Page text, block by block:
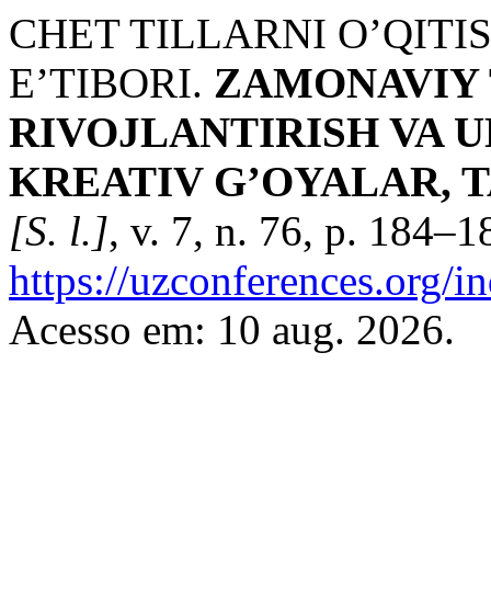
CHET TILLARNI
E’TIBORI.
RIVOJLANTIRISH VA
KREATIV G’OYALAR,
[S. l.], v. 7, n. 76, p.
https://uzconferences.org/
Acesso em: 10 aug. 2026.